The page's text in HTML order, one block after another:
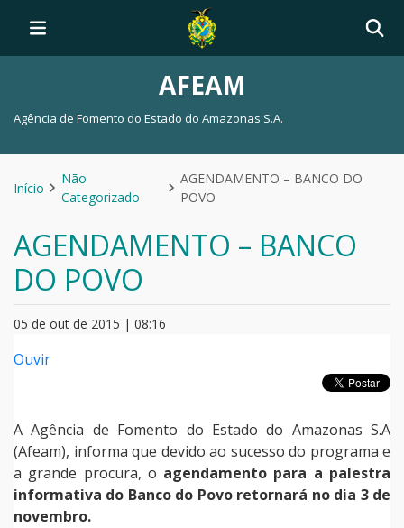
AFEAM
Agência de Fomento do Estado do Amazonas S.A.
Início
Não
Categorizado
AGENDAMENTO – BANCO DO
POVO
AGENDAMENTO – BANCO
DO POVO
05 de out de 2015 | 08:16
Ouvir
A Agência de Fomento do Estado do Amazonas S.A
(Afeam), informa que devido ao sucesso do programa e
a grande procura, o agendamento para a palestra
informativa do Banco do Povo retornará no dia 3 de
novembro.